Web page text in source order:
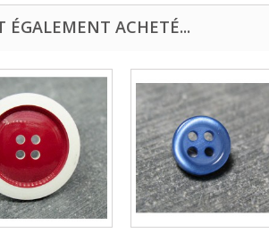
ÉGALEMENT ACHETÉ...